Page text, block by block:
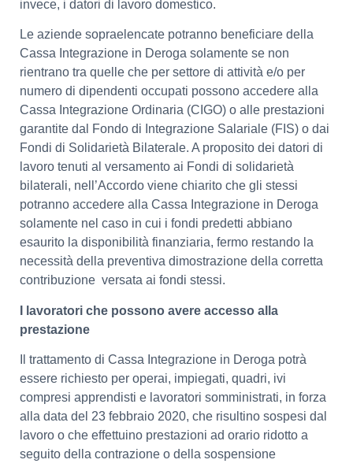
invece, i datori di lavoro domestico.
Le aziende sopraelencate potranno beneficiare della
Cassa Integrazione in Deroga solamente se non
rientrano tra quelle che per settore di attività e/o per
numero di dipendenti occupati possono accedere alla
Cassa Integrazione Ordinaria (CIGO) o alle prestazioni
garantite dal Fondo di Integrazione Salariale (FIS) o dai
Fondi di Solidarietà Bilaterale. A proposito dei datori di
lavoro tenuti al versamento ai Fondi di solidarietà
bilaterali, nell’Accordo viene chiarito che gli stessi
potranno accedere alla Cassa Integrazione in Deroga
solamente nel caso in cui i fondi predetti abbiano
esaurito la disponibilità finanziaria, fermo restando la
necessità della preventiva dimostrazione della corretta
contribuzione versata ai fondi stessi.
I lavoratori che possono avere accesso alla
prestazione
Il trattamento di Cassa Integrazione in Deroga potrà
essere richiesto per operai, impiegati, quadri, ivi
compresi apprendisti e lavoratori somministrati, in forza
alla data del 23 febbraio 2020, che risultino sospesi dal
lavoro o che effettuino prestazioni ad orario ridotto a
seguito della contrazione o della sospensione